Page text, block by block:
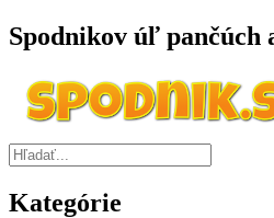
Spodnikov úľ pančúch
Kategórie